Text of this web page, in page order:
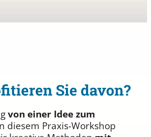
Sie davon?
von einer Idee zum
diesem Praxis-Workshop